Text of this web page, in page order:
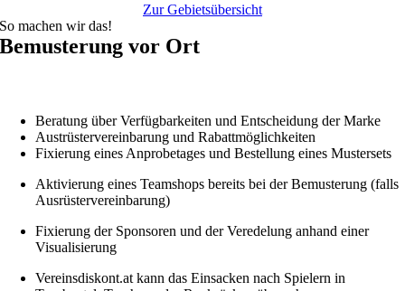
Zur Gebietsübersicht
So machen wir das!
Bemusterung vor Ort
Beratung über Verfügbarkeiten und Entscheidung der Marke
Austrüstervereinbarung und Rabattmöglichkeiten
Fixierung eines Anprobetages und Bestellung eines Mustersets
Aktivierung eines Teamshops bereits bei der Bemusterung (falls
Ausrüstervereinbarung)
Fixierung der Sponsoren und der Veredelung anhand einer
Visualisierung
Vereinsdiskont.at kann das Einsacken nach Spielern in